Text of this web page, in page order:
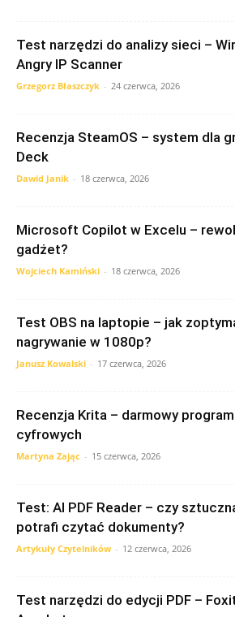
Test narzędzi do analizy sieci –
Angry IP Scanner
Grzegorz Błaszczyk - 24 czerwca, 2026
Recenzja SteamOS – system dla
Deck
Dawid Janik - 18 czerwca, 2026
Microsoft Copilot w Excelu –
gadżet?
Wojciech Kamiński - 18 czerwca, 2026
Test OBS na laptopie – jak
nagrywanie w 1080p?
Janusz Kowalski - 17 czerwca, 2026
Recenzja Krita – darmowy
cyfrowych
Martyna Zając - 15 czerwca, 2026
Test: AI PDF Reader – czy
potrafi czytać dokumenty?
Artykuły Czytelników - 12 czerwca, 2026
Test narzędzi do edycji PDF –